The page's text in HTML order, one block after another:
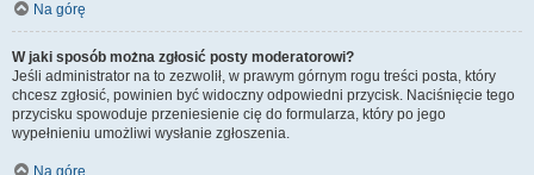
Na górę
W jaki sposób można zgłosić posty moderatorowi?
Jeśli administrator na to zezwolił, w prawym górnym rogu treści posta, który
chcesz zgłosić, powinien być widoczny odpowiedni przycisk. Naciśnięcie tego
przycisku spowoduje przeniesienie cię do formularza, który po jego
wypełnieniu umożliwi wysłanie zgłoszenia.
Na górę